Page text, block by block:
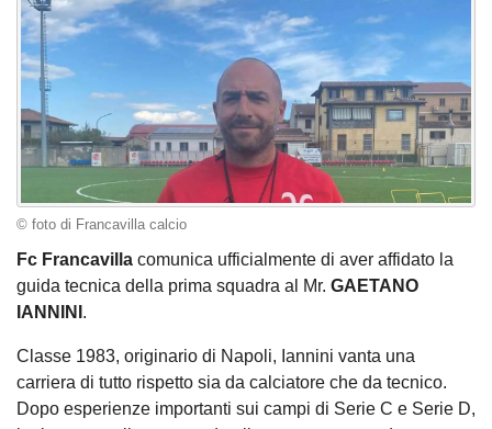
© foto di Francavilla calcio
Fc Francavilla comunica ufficialmente di aver affidato la
guida tecnica della prima squadra al Mr. GAETANO
IANNINI .
Classe 1983, originario di Napoli, Iannini vanta una
carriera di tutto rispetto sia da calciatore che da tecnico.
Dopo esperienze importanti sui campi di Serie C e Serie D,